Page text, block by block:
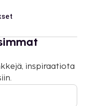
inspiraatiota